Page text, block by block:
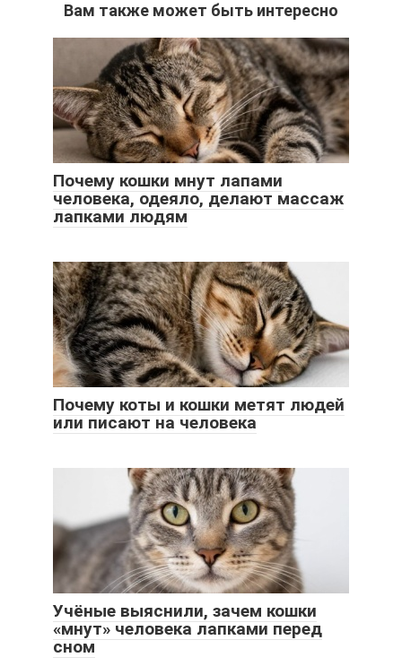
Вам также может быть интересно
Почему кошки мнут лапами
человека, одеяло, делают массаж
лапками людям
Почему коты и кошки метят людей
или писают на человека
Учёные выяснили, зачем кошки
«мнут» человека лапками перед
сном